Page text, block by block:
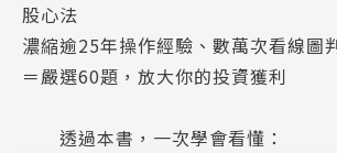
股心法
濃縮逾25年操作經驗、數萬次看線圖
＝嚴選60題，放大你的投資獲利
透過本書，一次學會看懂：